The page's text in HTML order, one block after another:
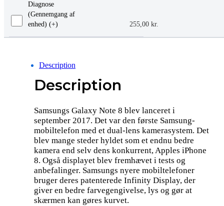
Diagnose
(Gennemgang af
enhed) (+
255,00 kr.
)
Description
Description
Samsungs Galaxy Note 8 blev lanceret i
september 2017. Det var den første Samsung-
mobiltelefon med et dual-lens kamerasystem. Det
blev mange steder hyldet som et endnu bedre
kamera end selv dens konkurrent, Apples iPhone
8. Også displayet blev fremhævet i tests og
anbefalinger. Samsungs nyere mobiltelefoner
bruger deres patenterede Infinity Display, der
giver en bedre farvegengivelse, lys og gør at
skærmen kan gøres kurvet.